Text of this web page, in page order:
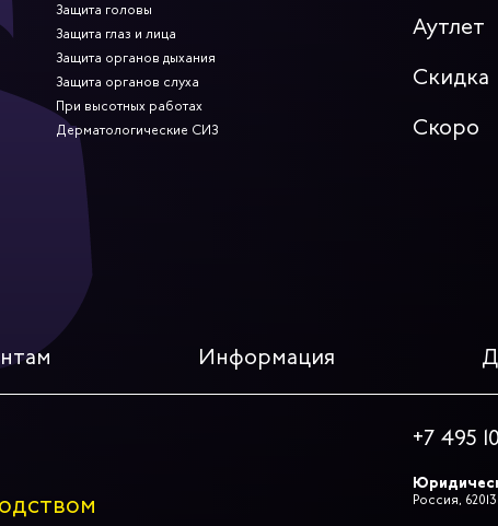
Защита головы
Защита глаз и лица
Защита органов дыхания
Защита органов слуха
При высотных работах
Дерматологические СИЗ
Аутлет
Скидка
Скоро
Информация
+7 495
Россия,